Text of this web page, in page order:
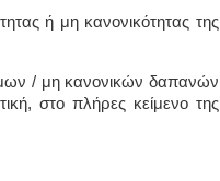
ή μη κανονικότητας της
/ μη κανονικών δαπανών
στο πλήρες κείμενο της